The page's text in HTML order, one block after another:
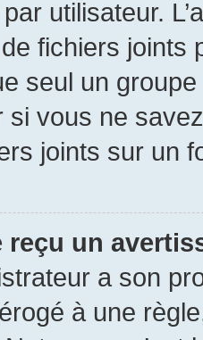
utilisateur.
de fichiers
seul un
si vous ne
joints sur un
reçu un
a son
à une